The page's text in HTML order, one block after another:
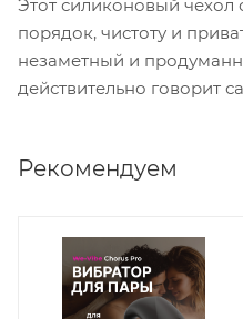
Этот силиконовый чехол
порядок, чистоту и
незаметный и
действительно говорит
Рекомендуем